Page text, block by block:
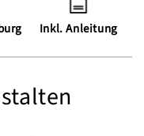
Inkl. Anleitung